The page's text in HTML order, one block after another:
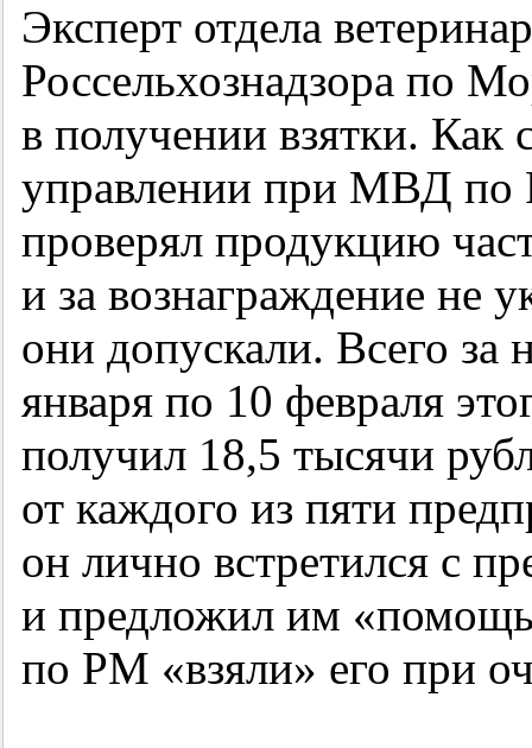
Эксперт отдела
Россельхознадзора по
в получении взятки.
управлении при МВД по
проверял продукцию
и за вознаграждение не
они допускали. Всего за
января по 10 февраля
получил 18,5 тысячи
от каждого из пяти
он лично встретился с
и предложил им
по РМ «взяли» его при